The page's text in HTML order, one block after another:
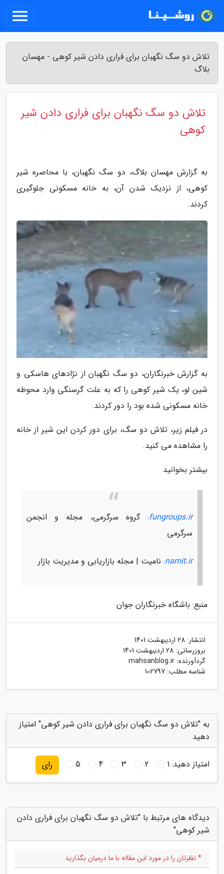
تلاش دو سگ نگهبان برای فراری دادن شیر کوهی - مهسان
بلاگ
تلاش دو سگ نگهبان برای فراری دادن شیر
کوهی
به گزارش مهسان بلاگ، دو سگ نگهبان، با محاصره شیر
کوهی، از نزدیک شدن آن، به خانه مسکونی جلوگیری
کردند.
به گزارش خبرنگاران، دو سگ نگهبان از نژادهای هاسکی و
شین لو، یک شیر کوهی را که به علت گرسنگی وارد محوطه
خانه مسکونی شده بود را دور کردند.
در فیلم زیر، تلاش دو سگ، برای دور کردن این شیر از خانه
را مشاهده می کنید.
بیشتر بخوانید
fungroups.ir: گروه سرگرمی، مجله و انجمن
سرگرمی
namit.ir: نامیت | مجله بازاریابی و مدیریت بازار
منبع: باشگاه خبرنگاران جوان
انتشار: 28 اردیبهشت 1401
بروزرسانی: 28 اردیبهشت 1401
گردآورنده: mahsanblog.ir
شناسه مطلب: 102797
به "تلاش دو سگ نگهبان برای فراری دادن شیر کوهی" امتیاز
دهید
امتیاز دهید:1
2
3
4
5 رای
دیدگاه های مرتبط با "تلاش دو سگ نگهبان برای فراری دادن
شیر کوهی"
* نظرتان را در مورد این مقاله با ما درمیان بگذارید